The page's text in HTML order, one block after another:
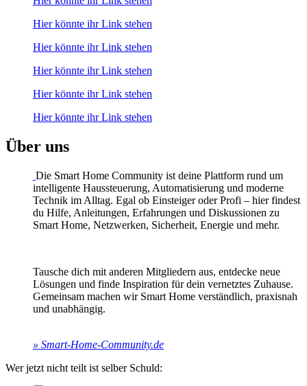
Hier könnte ihr Link stehen
Hier könnte ihr Link stehen
Hier könnte ihr Link stehen
Hier könnte ihr Link stehen
Hier könnte ihr Link stehen
Über uns
Die Smart Home Community ist deine Plattform rund um
intelligente Haussteuerung, Automatisierung und moderne
Technik im Alltag. Egal ob Einsteiger oder Profi – hier findest
du Hilfe, Anleitungen, Erfahrungen und Diskussionen zu
Smart Home, Netzwerken, Sicherheit, Energie und mehr.
Tausche dich mit anderen Mitgliedern aus, entdecke neue
Lösungen und finde Inspiration für dein vernetztes Zuhause.
Gemeinsam machen wir Smart Home verständlich, praxisnah
und unabhängig.
» Smart-Home-Community.de
Wer jetzt nicht teilt ist selber Schuld: